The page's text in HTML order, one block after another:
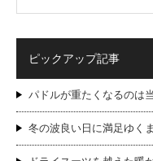
ピックアップ記事
パドルが重たくなるのは
冬の波良い日に満足ゆく